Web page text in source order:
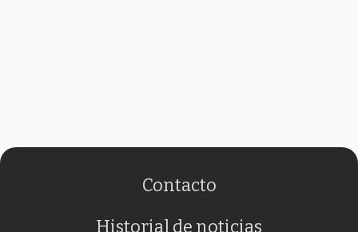
Contacto
Historial de noticias